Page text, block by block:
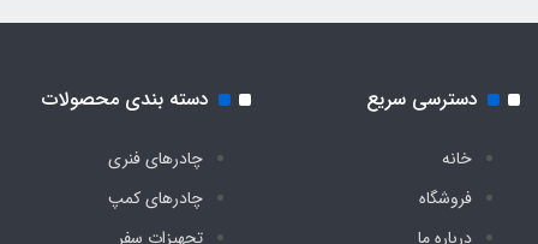
دسترسی سریع
خانه
فروشگاه
درباره ما
دسته بندی محصولات
چادرهای فنری
چادرهای کمپ
تجهیزات سفر